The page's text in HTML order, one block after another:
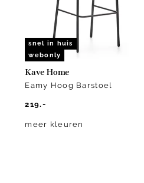
snel in huis
webonly
Kave Home
Eamy Hoog Barstoel
219.-
meer kleuren